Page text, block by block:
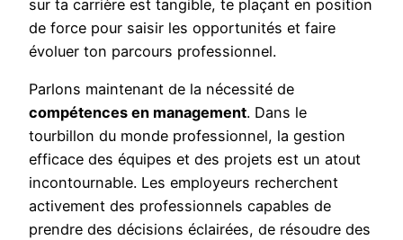
sur ta carrière est tangible, te plaçant en position
de force pour saisir les opportunités et faire
évoluer ton parcours professionnel.
Parlons maintenant de la nécessité de
compétences en management. Dans le
tourbillon du monde professionnel, la gestion
efficace des équipes et des projets est un atout
incontournable. Les employeurs recherchent
activement des professionnels capables de
prendre des décisions éclairées, de résoudre des